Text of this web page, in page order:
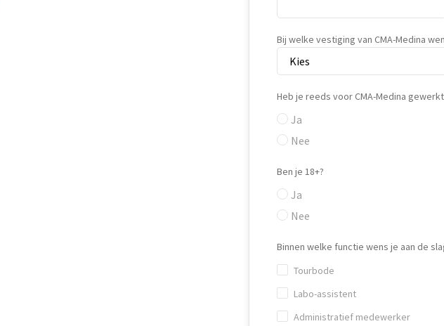
Bij welke vestiging van CMA-Medina
Heb je reeds voor CMA-Medina
Ja
Nee
Ben je 18+?
Ja
Nee
Binnen welke functie wens je aan de
Tourbode
Labo-assistent
Administratief medewerker